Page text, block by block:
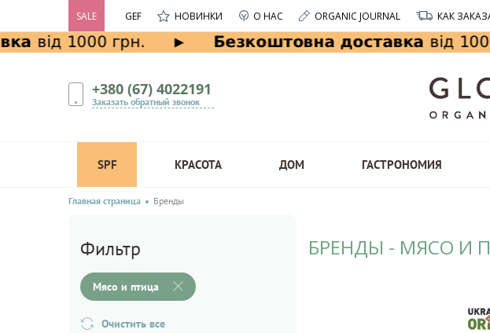
SALE GEF НОВИНКИ О НАС ORGANIC JOURNAL КАК
+380 (67) 4022191
Заказать обратный звонок
SPF КРАСОТА ДОМ ГАСТРОНОМИЯ
Главная страница Бренды
Фильтр
Мясо и птица
Очистить все
БРЕНДЫ - МЯСО И